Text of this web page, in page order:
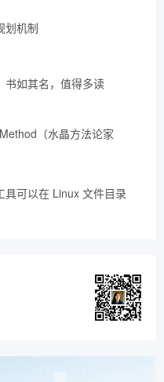
划机制
书如其名，值得多读
（水晶方法论家
具可以在 Linux 文件目录